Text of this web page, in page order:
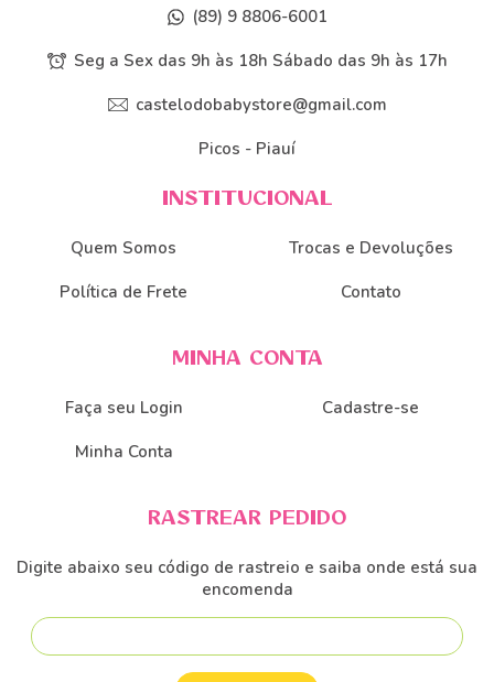
(89) 9 8806-6001
Seg a Sex das 9h às 18h Sábado das 9h às 17h
castelodobabystore@gmail.com
Picos - Piauí
INSTITUCIONAL
Quem Somos
Trocas e Devoluções
Política de Frete
Contato
MINHA CONTA
Faça seu Login
Cadastre-se
Minha Conta
RASTREAR PEDIDO
Digite abaixo seu código de rastreio e saiba onde está sua
encomenda